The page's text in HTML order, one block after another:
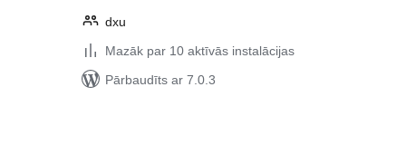
dxu
Mazāk par 10 aktīvās instalācijas
Pārbaudīts ar 7.0.3